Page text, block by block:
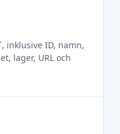
inklusive ID, namn,
lager, URL och